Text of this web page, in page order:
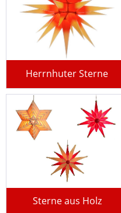
Herrnhuter Sterne
Sterne aus Holz